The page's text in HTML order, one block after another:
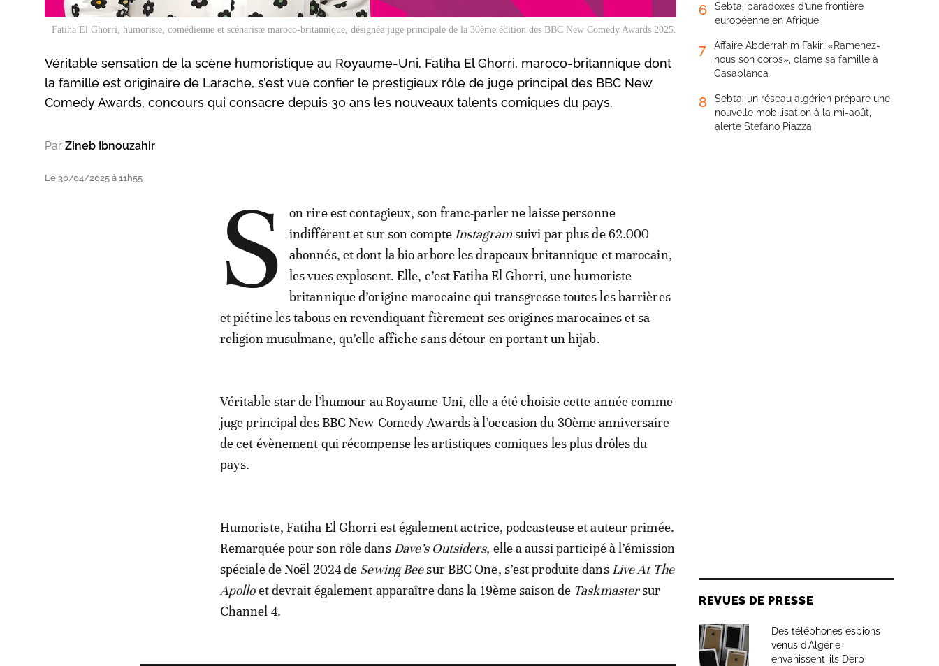
Fatiha El Ghorri, humoriste, comédienne et scénariste maroco-britannique, désignée juge principale de la 30ème édition des BBC New Comedy Awards 2025.
Véritable sensation de la scène humoristique au Royaume-Uni, Fatiha El Ghorri, maroco-britannique dont
la famille est originaire de Larache, s’est vue confier le prestigieux rôle de juge principal des BBC New
Comedy Awards, concours qui consacre depuis 30 ans les nouveaux talents comiques du pays.
Par Zineb Ibnouzahir
Le 30/04/2025 à 11h55 S
on rire est contagieux, son franc-parler ne laisse personne
indifférent et sur son compte Instagramsuivi par plus de 62.000
abonnés, et dont la bio arbore les drapeaux britannique et marocain,
les vues explosent. Elle, c’est Fatiha El Ghorri, une humoriste
britannique d’origine marocaine qui transgresse toutes les barrières
et piétine les tabous en revendiquant fièrement ses origines marocaines et sa
religion musulmane, qu’elle affiche sans détour en portant un hijab.
Véritable star de l’humour au Royaume-Uni, elle a été choisie cette année comme
juge principal des BBC New Comedy Awards à l’occasion du 30ème anniversaire
de cet évènement qui récompense les artistiques comiques les plus drôles du
pays.
Humoriste, Fatiha El Ghorri est également actrice, podcasteuse et auteur primée.
Remarquée pour son rôle dans Dave’s Outsiders, elle a aussi participé à l’émission
spéciale de Noël 2024 de Sewing Beesur BBC One, s’est produite dans Live At The
Apolloet devrait également apparaître dans la 19ème saison de Taskmastersur
Channel 4.
6
Sebta, paradoxes d’une frontière
européenne en Afrique
7
Affaire Abderrahim Fakir: «Ramenez-
nous son corps», clame sa famille à
Casablanca
8
Sebta: un réseau algérien prépare une
nouvelle mobilisation à la mi-août,
alerte Stefano Piazza
REVUES DE PRESSE
Des téléphones espions
venus d’Algérie
envahissent-ils Derb